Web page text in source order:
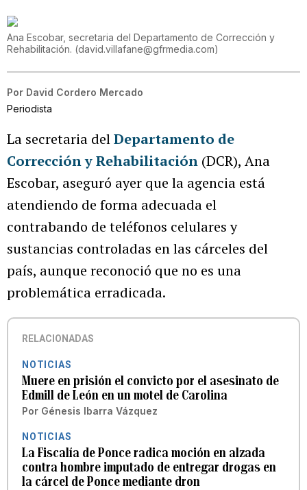
Ana Escobar, secretaria del Departamento de Corrección y
Rehabilitación. (david.villafane@gfrmedia.com)
Por David Cordero Mercado
Periodista
La secretaria delDepartamento de
Corrección y Rehabilitación (DCR), Ana
Escobar, aseguró ayer que la agencia está
atendiendo de forma adecuada el
contrabando de teléfonos celulares y
sustancias controladas en las cárceles del
país, aunque reconoció que no es una
problemática erradicada.
RELACIONADAS
NOTICIAS
Muere en prisión el convicto por el asesinato de
Edmill de León en un motel de Carolina
Por Génesis Ibarra Vázquez
NOTICIAS
La Fiscalía de Ponce radica moción en alzada
contra hombre imputado de entregar drogas en
la cárcel de Ponce mediante dron